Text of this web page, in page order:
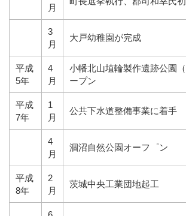
月
3
月
大戸幼稚園が完成
平成
5年
4
月
小幡北山埴輪製作遺跡公園
ープン
平成
7年
1
月
公共下水道整備事業に着手
4
月
涸沼自然公園オーフ゜ン
平成
8年
2
月
茨城中央工業団地起工